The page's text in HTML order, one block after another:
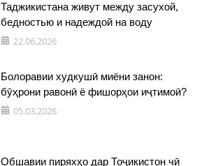
Таджикистана живут между засухой,
бедностью и надеждой на воду
22.06.2026
Болоравии худкушӣ миёни занон:
бӯҳрони равонӣ ё фишорҳои иҷтимоӣ?
05.03.2026
Обшавии пиряхҳо дар Тоҷикистон чӣ